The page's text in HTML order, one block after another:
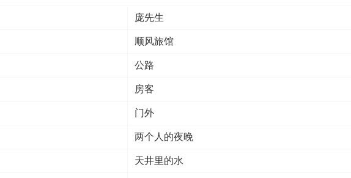
庞先生
顺风旅馆
公路
房客
门外
两个人的夜晚
天井里的水